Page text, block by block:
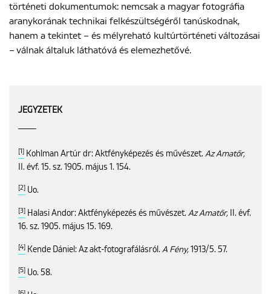
történeti dokumentumok: nemcsak a magyar fotográfia
aranykorának technikai felkészültségéről tanúskodnak,
hanem a tekintet – és mélyreható kultúrtörténeti változásai
– válnak általuk láthatóvá és elemezhetővé.
JEGYZETEK
[1] Kohlman Artúr dr: Aktfényképezés és művészet. Az Amatőr,
II. évf. 15. sz. 1905. május 1. 154.
[2] Uo.
[3] Halasi Andor: Aktfényképezés és művészet. Az Amatőr, II. évf.
16. sz. 1905. május 15. 169.
[4] Kende Dániel: Az akt-fotografálásról. A Fény, 1913/5. 57.
[5] Uo. 58.